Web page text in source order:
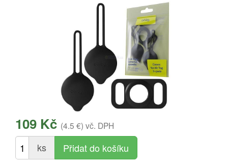
109 Kč (4.5 €) vč. DPH
ks